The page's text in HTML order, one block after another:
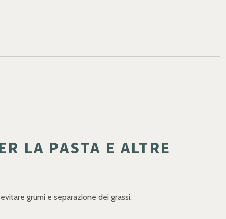
LA PASTA E ALTRE
grumi e separazione dei grassi.